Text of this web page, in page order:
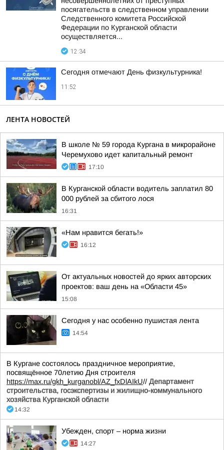
посягательств в следственном управлении
Следственного комитета Российской
Федерации по Курганской области
осуществляется...
12:34
Сегодня отмечают День физкультурника!
11:52
ЛЕНТА НОВОСТЕЙ
В школе № 59 города Кургана в микрорайоне
Черемухово идет капитальный ремонт
17:10
В Курганской области водитель заплатил 80
000 рублей за сбитого лося
16:31
«Нам нравится бегать!»
16:12
От актуальных новостей до ярких авторских
проектов: ваш день на «Области 45»
15:08
Сегодня у нас особенно пушистая лента
14:54
В Кургане состоялось праздничное мероприятие,
посвящённое 70летию Дня строителя
https://max.ru/gkh_kurganobl/AZ_fxDlAIkU// Департамент
строительства, госэкспертизы и жилищно-коммунального
хозяйства Курганской области
14:32
Убежден, спорт – норма жизни
14:27